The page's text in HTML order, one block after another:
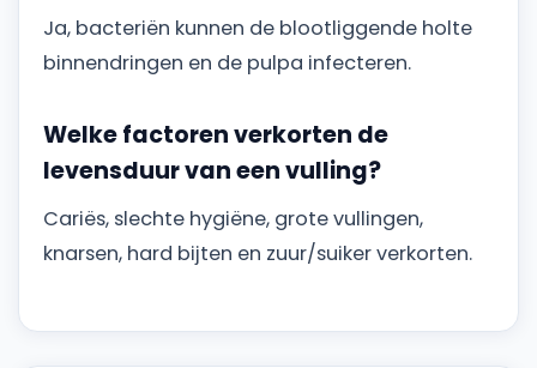
Ja, bacteriën kunnen de blootliggende holte
binnendringen en de pulpa infecteren.
Welke factoren verkorten de
levensduur van een vulling?
Cariës, slechte hygiëne, grote vullingen,
knarsen, hard bijten en zuur/suiker verkorten.